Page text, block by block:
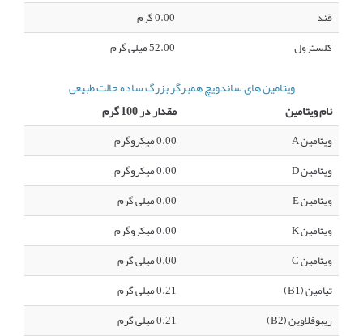
قند
0.00 گرم
کلسترول
52.00 میلی گرم
ویتامین های ساندویچ همبرگر بزرگ ساده حالت طبیعی
نام ویتامین
مقدار در 100 گرم
ویتامین A
0.00 میکروگرم
ویتامین D
0.00 میکروگرم
ویتامین E
0.00 میلی گرم
ویتامین K
0.00 میکروگرم
ویتامین C
0.00 میلی گرم
تیامین (B1)
0.21 میلی گرم
ریبوفلاوین (B2)
0.21 میلی گرم